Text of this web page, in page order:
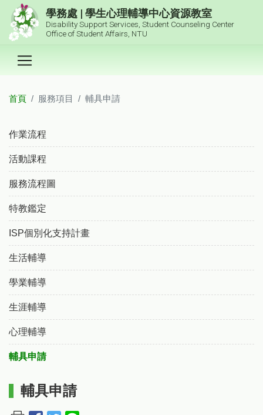
跳到主要內容區塊
學務處 | 學生心理輔導中心資源教室
Disability Support Services, Student Counseling Center
Office of Student Affairs, NTU
首頁 服務項目 輔具申請
作業流程
活動課程
服務流程圖
特教鑑定
ISP個別化支持計畫
生活輔導
學業輔導
生涯輔導
心理輔導
輔具申請
輔具申請